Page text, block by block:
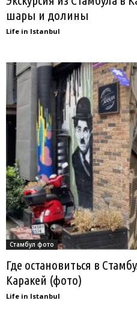
шары и долины
Life in Istanbul
Стамбул фото
Где остановиться в
Каракей (фото)
Life in Istanbul